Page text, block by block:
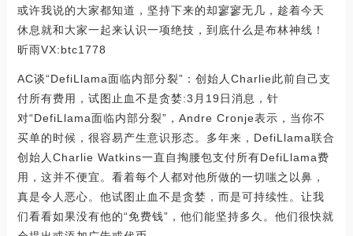
或许我说的大家都知道，坚持下来的却寥寥无几，趁着今天
休息就和大家一起来认识一项绝技，到底什么是布林神线！
昕雨VX:btc1778
AC谈“DefiLlama面临内部分裂”：创始人Charlie此前自己支
付所有费用，试图止血不是贪婪:3月19日消息，针
对“DefiLlama面临内部分裂”，Andre Cronje表示，当你不
买单的时候，很容易产生意识形态。多年来，DefiLlama联合
创始人Charlie Watkins一直自掏腰包支付所有DefiLlama费
用，这并不便宜。看着每个人都对他所做的一切嗤之以鼻，
真是令人恶心。他试图止血不是贪婪，而是可持续性。让我
们看看如果没有他的“免费钱”，他们能坚持多久。他们很快就